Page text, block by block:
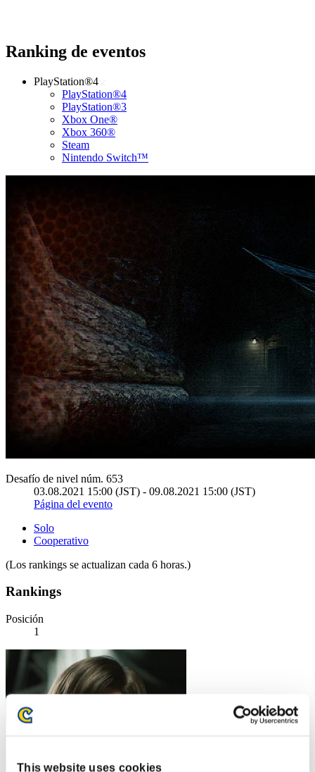
This website uses cookies
Ranking de eventos
PlayStation®4
PlayStation®4
PlayStation®3
Xbox One®
Xbox 360®
Steam
Nintendo Switch™
Desafío de nivel núm. 653
03.08.2021 15:00 (JST) - 09.08.2021 15:00 (JST)
Página del evento
Solo
Cooperativo
(Los rankings se actualizan cada 6 horas.)
Rankings
Posición
1